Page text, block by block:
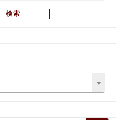
検索